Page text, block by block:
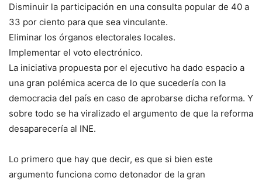
Disminuir la participación en una consulta popular de 40 a
33 por ciento para que sea vinculante.
Eliminar los órganos electorales locales.
Implementar el voto electrónico.
La iniciativa propuesta por el ejecutivo ha dado espacio a
una gran polémica acerca de lo que sucedería con la
democracia del país en caso de aprobarse dicha reforma. Y
sobre todo se ha viralizado el argumento de que la reforma
desaparecería al INE.
Lo primero que hay que decir, es que si bien este
argumento funciona como detonador de la gran